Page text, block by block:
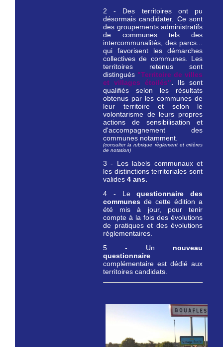
2 - Des territoires ont pu
désormais candidater. Ce sont
des groupements administratifs
de communes tels des
intercommunalités, des parcs...
qui favorisent les démarches
collectives de communes. Les
territoires retenus sont
distingués "Territoire de villes
et villages étoilés". Ils sont
qualifiés selon les résultats
obtenus par les communes de
leur territoire et selon le
volontarisme de leurs propres
actions de sensibilisation et
d'accompagnement des
communes notamment.
(consulter la rubrique règlement et critères
de notation)
3 - Les labels communaux et
les distinctions territoriales sont
valides 4 ans.
4 - Lequestionnaire des
communes de cette édition a
été mis à jour, pour tenir
compte à la fois des évolutions
de pratiques et des évolutions
réglementaires.
5 - Un nouveau
questionnaire
complémentaire est dédié aux
territoires candidats.